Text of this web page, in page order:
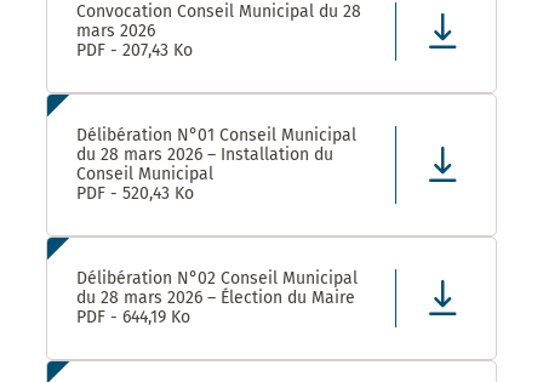
Convocation Conseil Municipal du 28
mars 2026
PDF - 207,43 Ko
Délibération N°01 Conseil Municipal
du 28 mars 2026 – Installation du
Conseil Municipal
PDF - 520,43 Ko
Délibération N°02 Conseil Municipal
du 28 mars 2026 – Élection du Maire
PDF - 644,19 Ko